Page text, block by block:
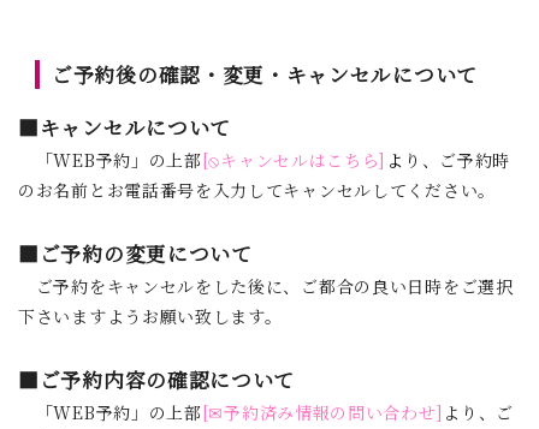
ご予約後の確認・変更・キャンセルについて
■キャンセルについて
「WEB予約」の上部[⦸キャンセルはこちら] よ り、ご予約時
のお名前とお電話番号を入力してキャンセルしてください。
■ご予約の変更について
ご予約をキャンセルをした後に、ご都合の良い日時をご選択
下さいますようお願い致します。
■ご予約内容の確認について
「WEB予約」の上部[✉予約済み情報の問い合わせ] より、ご